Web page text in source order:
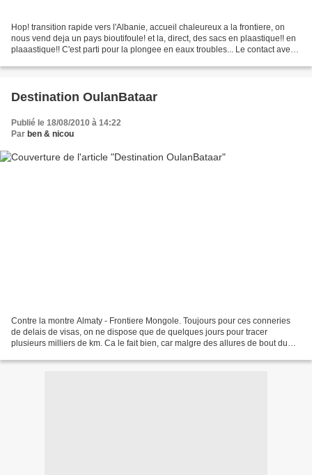
Hop! transition rapide vers l'Albanie, accueil chaleureux a la frontiere, on
nous vend deja un pays bioutifoule! et la, direct, des sacs en plaastique!! en
plaaastique!! C'est parti pour la plongee en eaux troubles... Le contact avec
Destination OulanBataar
Publié le 18/08/2010 à 14:22
Par ben & nicou
Contre la montre Almaty - Frontiere Mongole. Toujours pour ces conneries
de delais de visas, on ne dispose que de quelques jours pour tracer
plusieurs milliers de km. Ca le fait bien, car malgre des allures de bout du